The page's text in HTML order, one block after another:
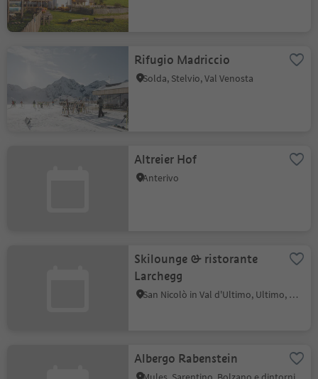
Rifugio Madriccio
Solda, Stelvio, Val Venosta
Altreier Hof
Anterivo
Skilounge & ristorante
Larchegg
San Nicolò in Val d'Ultimo, Ultimo, Merano e dintorni
Albergo Rabenstein